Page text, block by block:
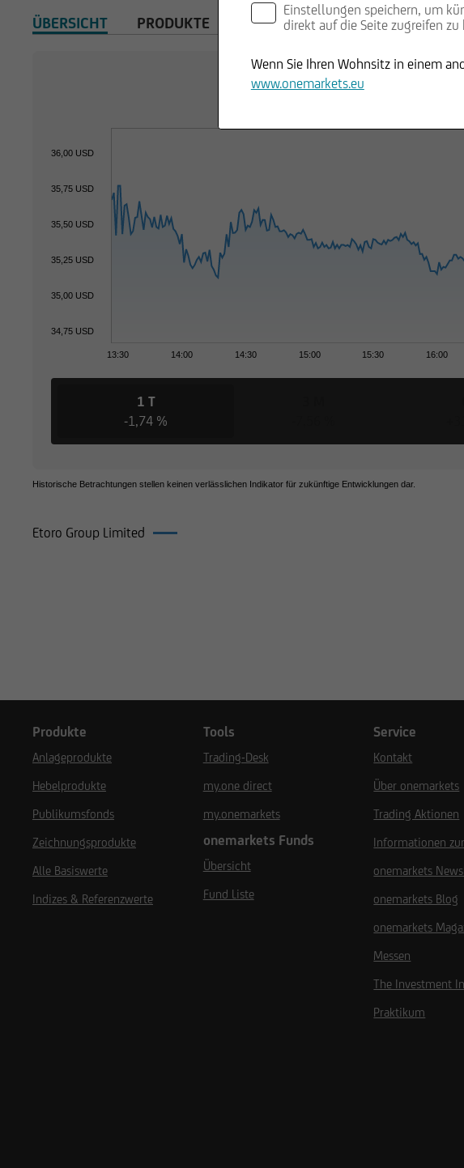
ÜBERSICHT PRODUKTE
13:30 14:00 14:30 15:00 15:30 16:00
34,75 USD
35,00 USD
35,25 USD
35,50 USD
35,75 USD
36,00 USD
1 T
-1,74 %
Historische Betrachtungen stellen keinen verlässlichen Indikator für zukünftige Entwicklungen dar.
Etoro Group Limited
Produkte
Anlageprodukte
Hebelprodukte
Publikumsfonds
Zeichnungsprodukte
Alle Basiswerte
Indizes & Referenzwerte
Tools
Trading-Desk
my.one direct
my.onemarkets
onemarkets Funds
Übersicht
Fund Liste
Service
Kontakt
Über onemarkets
Trading Aktionen
Informationen
onemarkets
onemarkets Blog
onemarkets
Messen
The Investment
Praktikum
Einstellungen speichern, um
direkt auf die Seite zugreifen zu
Wenn Sie Ihren Wohnsitz in einem
www.onemarkets.eu